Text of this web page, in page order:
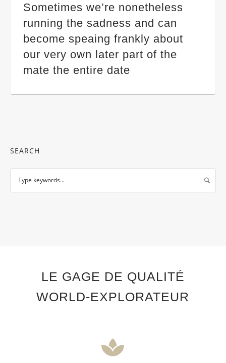
Sometimes we’re nonetheless
running the sadness and can
become speaing frankly about
our very own later part of the
mate the entire date
SEARCH
LE GAGE DE QUALITÉ
WORLD-EXPLORATEUR